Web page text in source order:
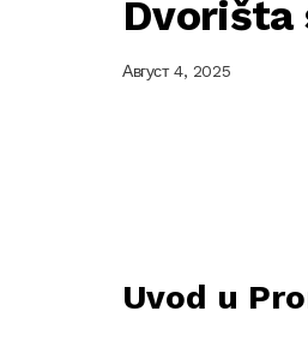
Dvorišta
Август 4, 2025
Uvod u